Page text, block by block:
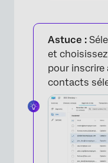
Astuce :
et choisissez
pour inscrire
contacts